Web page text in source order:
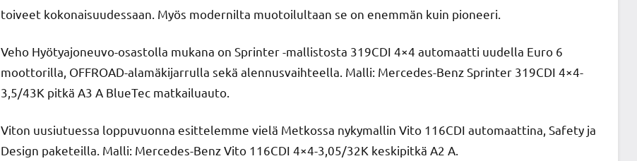
toiveet kokonaisuudessaan. Myös modernilta muotoilultaan se on enemmän kuin pioneeri.
Veho Hyötyajoneuvo-osastolla mukana on Sprinter -mallistosta 319CDI 4×4 automaatti uudella Euro 6
moottorilla, OFFROAD-alamäkijarrulla sekä alennusvaihteella. Malli: Mercedes-Benz Sprinter 319CDI 4×4-
3,5/43K pitkä A3 A BlueTec matkailuauto.
Viton uusiutuessa loppuvuonna esittelemme vielä Metkossa nykymallin Vito 116CDI automaattina, Safety ja
Design paketeilla. Malli: Mercedes-Benz Vito 116CDI 4×4-3,05/32K keskipitkä A2 A.